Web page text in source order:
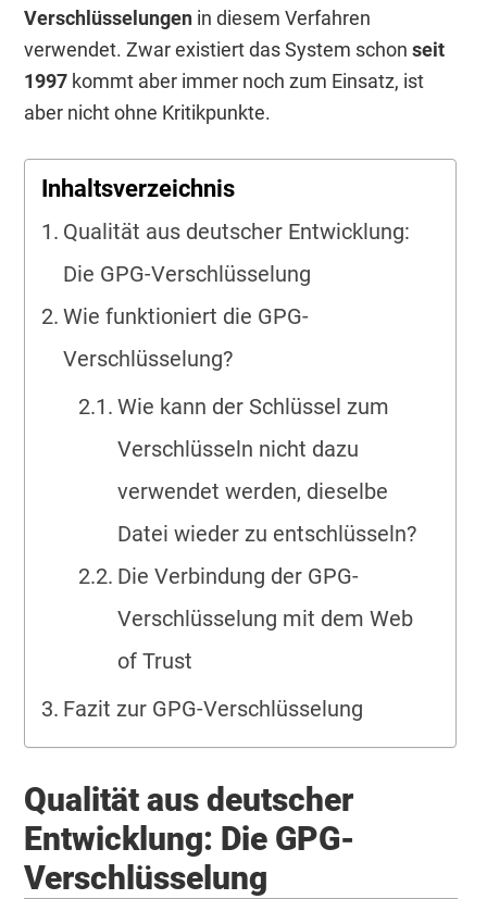
Verschlüsselungen in diesem Verfahren
verwendet. Zwar existiert das System schonseit
1997 kommt aber immer noch zum Einsatz, ist
aber nicht ohne Kritikpunkte.
Inhaltsverzeichnis
Qualität aus deutscher Entwicklung:
Die GPG-Verschlüsselung
Wie funktioniert die GPG-
Verschlüsselung?
Wie kann der Schlüssel zum
Verschlüsseln nicht dazu
verwendet werden, dieselbe
Datei wieder zu entschlüsseln?
Die Verbindung der GPG-
Verschlüsselung mit dem Web
of Trust
Fazit zur GPG-Verschlüsselung
Qualität aus deutscher
Entwicklung: Die GPG-
Verschlüsselung